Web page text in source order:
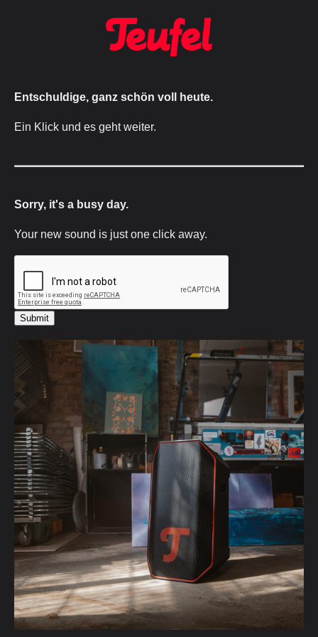
Entschuldige, ganz schön voll heute.
Ein Klick und es geht weiter.
Sorry, it's a busy day.
Your new sound is just one click away.